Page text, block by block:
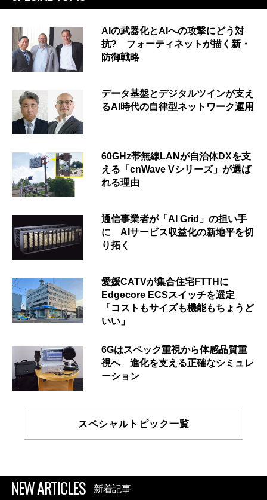
AIの武器化とAIへの攻撃にどう対
抗? フォーティネットが描く新・
防御戦略
データ基盤とデジタルツインが支え
るAI時代の自律型ネットワーク運用
60GHz帯無線LANが自治体DXを支
える「cnWave Vシリーズ」が選ば
れる理由
通信事業者が「AI Grid」の担い手
に AIサービス収益化の新地平を切
り拓く
愛媛CATVが集合住宅FTTHに
Edgecore ECSスイッチを選定
「コストもサイズも機能もちょうど
いい」
6Gはスペック重視から体感品質重
視へ 進化を支える正確なシミュレ
ーション
スペシャルトピック一覧
NEW ARTICLES 新着記事